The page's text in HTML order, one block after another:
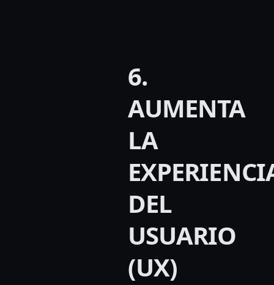
6.
AUMENTA
LA
DEL
USUARIO
(UX)